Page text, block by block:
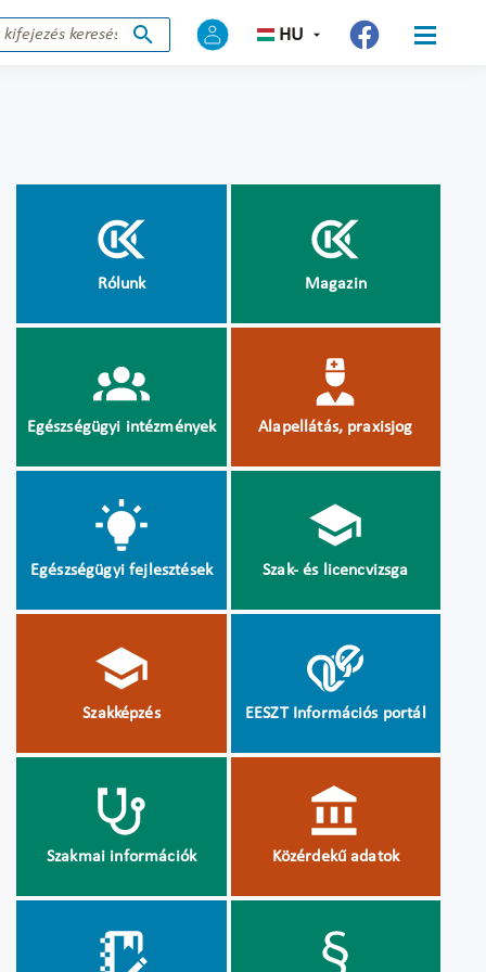
HU
Rólunk Magazin
Egészségügyi intézmények Alapellátás, praxisjog
Egészségügyi fejlesztések Szak- és licencvizsga
Szakképzés EESZT Információs portál
Szakmai információk Közérdekű adatok